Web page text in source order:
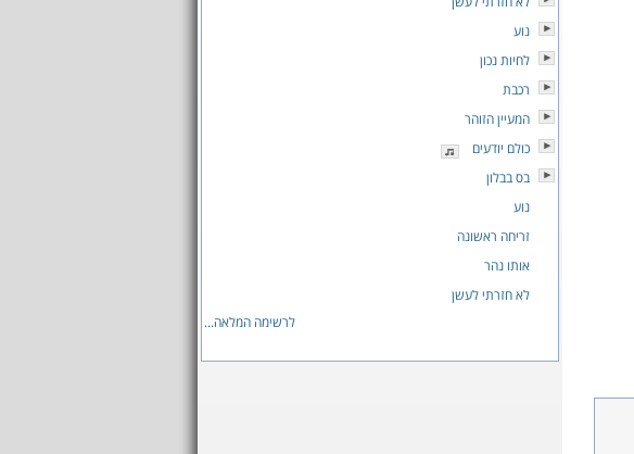
נוע
לחיות נכון
רכבת
המעיין הזוהר
כולם יודעים
בס בבלון
נוע
זריחה ראשונה
אותו נהר
לא חזרתי לעשן
לרשימה המלאה...